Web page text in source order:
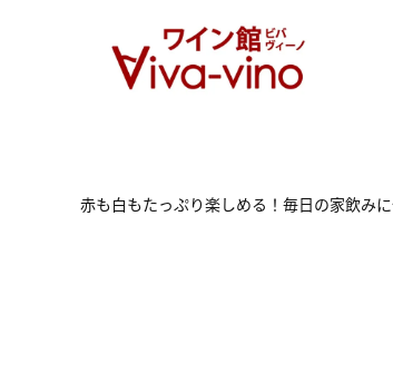
赤も白もたっぷり楽しめる！毎日の家飲み